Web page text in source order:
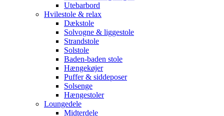
Utebarbord
Hvilestole & relax
Dækstole
Solvogne & liggestole
Strandstole
Solstole
Baden-baden stole
Hængekøjer
Puffer & siddeposer
Solsenge
Hængestoler
Loungedele
Midterdele